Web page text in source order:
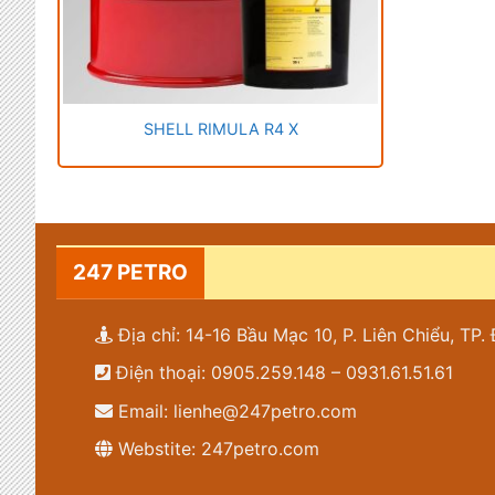
SHELL RIMULA R4 X
247 PETRO
Địa chỉ: 14-16 Bầu Mạc 10, P. Liên Chiểu, TP.
Điện thoại: 0905.259.148 – 0931.61.51.61
Email: lienhe@247petro.com
Webstite: 247petro.com